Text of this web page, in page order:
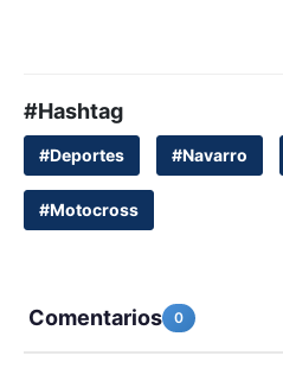
#Hashtag
#Deportes #Navarro
#Motocross
Comentarios 0